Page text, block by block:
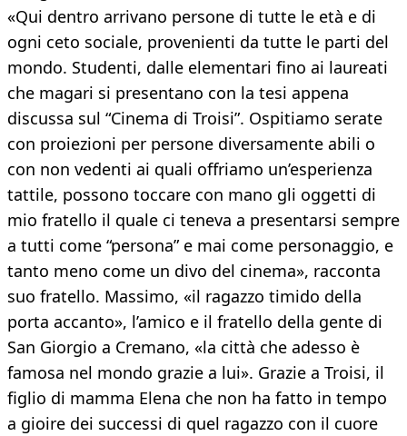
«Qui dentro arrivano persone di tutte le età e di
ogni ceto sociale, provenienti da tutte le parti del
mondo. Studenti, dalle elementari fino ai laureati
che magari si presentano con la tesi appena
discussa sul “Cinema di Troisi”. Ospitiamo serate
con proiezioni per persone diversamente abili o
con non vedenti ai quali offriamo un’esperienza
tattile, possono toccare con mano gli oggetti di
mio fratello il quale ci teneva a presentarsi sempre
a tutti come “persona” e mai come personaggio, e
tanto meno come un divo del cinema», racconta
suo fratello. Massimo, «il ragazzo timido della
porta accanto», l’amico e il fratello della gente di
San Giorgio a Cremano, «la città che adesso è
famosa nel mondo grazie a lui». Grazie a Troisi, il
figlio di mamma Elena che non ha fatto in tempo
a gioire dei successi di quel ragazzo con il cuore